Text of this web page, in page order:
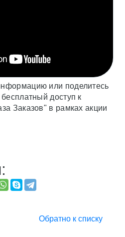
или поделитесь
доступ к
Заказов" в рамках акции
Обратно к списку